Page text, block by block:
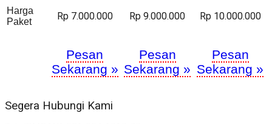
Harga
Paket
Rp 7.000.000 Rp 9.000.000 Rp 10.000.000
Pesan
Sekarang »
Pesan
Sekarang »
Pesan
Sekarang »
Segera Hubungi Kami